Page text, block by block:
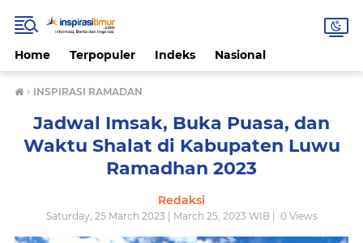
Home Terpopuler Indeks Nasional
› INSPIRASI RAMADAN
Jadwal Imsak, Buka Puasa, dan
Waktu Shalat di Kabupaten Luwu
Ramadhan 2023
Redaksi
Saturday, 25 March 2023 | March 25, 2023 WIB | 0Views